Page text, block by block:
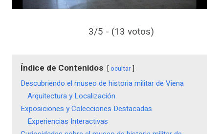
3/5 - (13 votos)
Índice de Contenidos ocultar
Descubriendo el museo de historia militar de Viena
Arquitectura y Localización
Exposiciones y Colecciones Destacadas
Experiencias Interactivas